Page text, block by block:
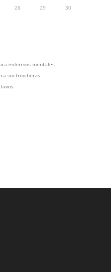
28 29
30
enfermos mentales
sin trincheras